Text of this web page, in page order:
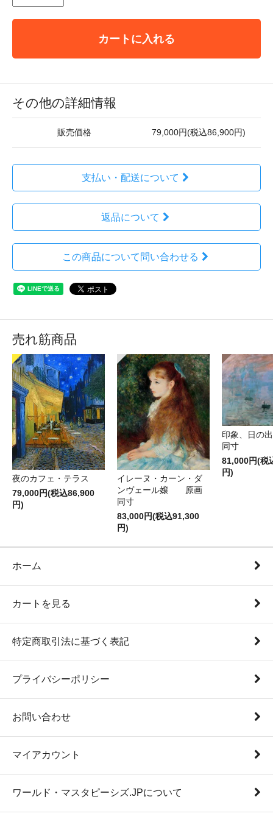
カートに入れる
その他の詳細情報
販売価格 79,000円(税込86,900円)
支払い・配送について
返品について
この商品について問い合わせる
売れ筋商品
夜のカフェ・テラス
79,000円(税込86,900
円)
イレーヌ・カーン・ダ
ンヴェール嬢 原画
同寸
83,000円(税込91,300
円)
印象、日
同寸
81,000円(税
円)
ホーム
カートを見る
特定商取引法に基づく表記
プライバシーポリシー
お問い合わせ
マイアカウント
ワールド・マスタピーシズ.JPについて